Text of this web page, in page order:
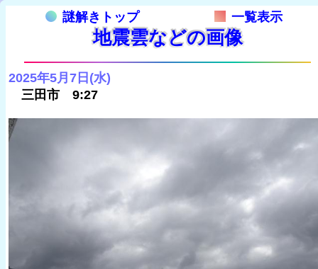
謎解きトップ 一覧表示
地震雲などの画像
2025年5月7日(水)
三田市 9:27